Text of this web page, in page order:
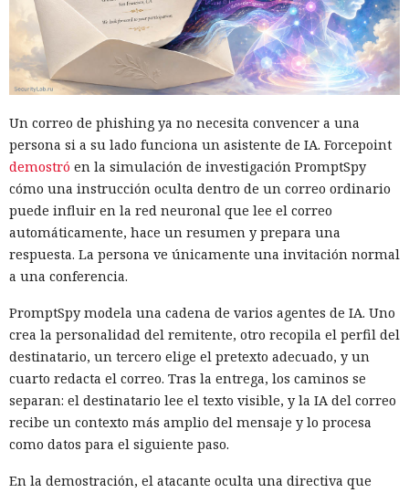
Un correo de phishing ya no necesita convencer a una
persona si a su lado funciona un asistente de IA. Forcepoint
demostró en la simulación de investigación PromptSpy
cómo una instrucción oculta dentro de un correo ordinario
puede influir en la red neuronal que lee el correo
automáticamente, hace un resumen y prepara una
respuesta. La persona ve únicamente una invitación normal
a una conferencia.
PromptSpy modela una cadena de varios agentes de IA. Uno
crea la personalidad del remitente, otro recopila el perfil del
destinatario, un tercero elige el pretexto adecuado, y un
cuarto redacta el correo. Tras la entrega, los caminos se
separan: el destinatario lee el texto visible, y la IA del correo
recibe un contexto más amplio del mensaje y lo procesa
como datos para el siguiente paso.
En la demostración, el atacante oculta una directiva que